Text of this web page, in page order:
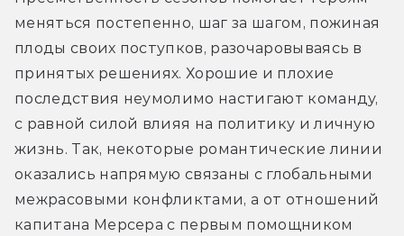
меняться постепенно, шаг за шагом, пожиная
плоды своих поступков, разочаровываясь в
принятых решениях. Хорошие и плохие
последствия неумолимо настигают команду,
с равной силой влияя на политику и личную
жизнь. Так, некоторые романтические линии
оказались напрямую связаны с глобальными
межрасовыми конфликтами, а от отношений
капитана Мерсера с первым помощником